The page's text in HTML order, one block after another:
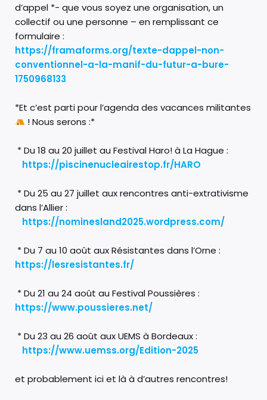
d’appel *- que vous soyez une organisation, un
collectif ou une personne – en remplissant ce
formulaire :
https://framaforms.org/texte-dappel-non-
conventionnel-a-la-manif-du-futur-a-bure-
1750968133
*Et c’est parti pour l’agenda des vacances militantes
! Nous serons :*
* Du 18 au 20 juillet au Festival Haro! à La Hague :
https://piscinenucleairestop.fr/HARO
* Du 25 au 27 juillet aux rencontres anti-extrativisme
dans l’Allier :
https://nominesland2025.wordpress.com/
* Du 7 au 10 août aux Résistantes dans l’Orne :
https://lesresistantes.fr/
* Du 21 au 24 août au Festival Poussières :
https://www.poussieres.net/
* Du 23 au 26 août aux UEMS à Bordeaux :
https://www.uemss.org/Edition-2025
et probablement ici et là à d’autres rencontres!